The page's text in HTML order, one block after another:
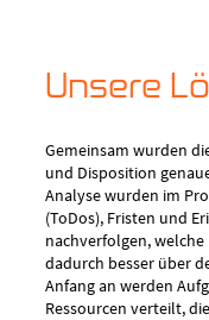
Unsere
Gemeinsam wurden
und Disposition
Analyse wurden im
(ToDos), Fristen und
nachverfolgen,
dadurch besser über
Anfang an werden
Ressourcen verteilt,